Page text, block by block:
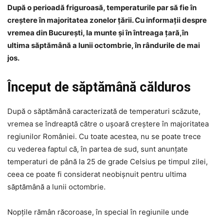
După o perioadă friguroasă, temperaturile par să fie în
creștere în majoritatea zonelor țării. Cu informații despre
vremea din București, la munte și în întreaga țară,în
ultima săptămână a lunii octombrie, în rândurile de mai
jos.
Început de săptămână călduros
După o săptămână caracterizată de temperaturi scăzute,
vremea se îndreaptă către o ușoară creștere în majoritatea
regiunilor României. Cu toate acestea, nu se poate trece
cu vederea faptul că, în partea de sud, sunt anunțate
temperaturi de până la 25 de grade Celsius pe timpul zilei,
ceea ce poate fi considerat neobișnuit pentru ultima
săptămână a lunii octombrie.
Nopțile rămân răcoroase, în special în regiunile unde